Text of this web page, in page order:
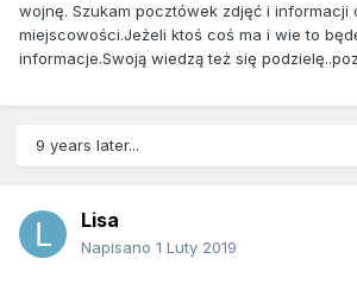
wojnę. Szukam pocztówek zdjęć i informacji
miejscowości.Jeżeli ktoś coś ma i wie to
informacje.Swoją wiedzą też się
9 years later...
Lisa
Napisano 1 Luty 2019